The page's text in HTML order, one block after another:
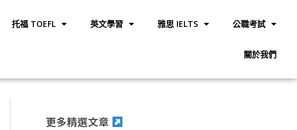
托福 TOEFL 英文學習 雅思 IELTS 公職考試
關於我們
更多精選文章